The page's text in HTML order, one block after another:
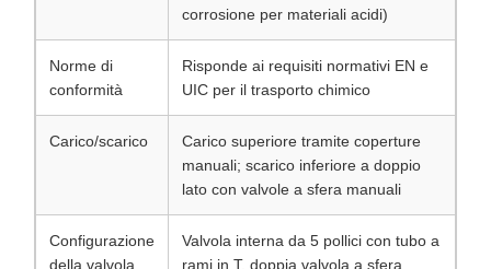
corrosione per materiali acidi)
Norme di
conformità
Risponde ai requisiti normativi EN e
UIC per il trasporto chimico
Carico/scarico
Carico superiore tramite coperture
manuali; scarico inferiore a doppio
lato con valvole a sfera manuali
Configurazione
della valvola
Valvola interna da 5 pollici con tubo a
rami in T, doppia valvola a sfera